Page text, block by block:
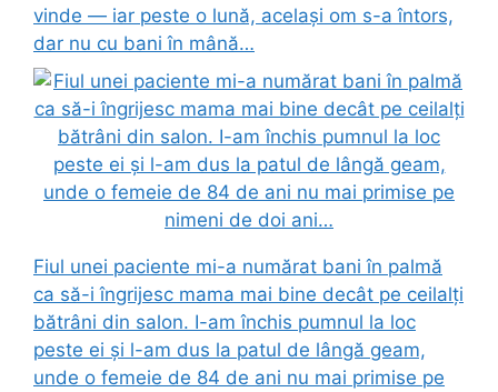
vinde — iar peste o lună, același om s-a întors,
dar nu cu bani în mână…
Fiul unei paciente mi-a numărat bani în palmă
ca să-i îngrijesc mama mai bine decât pe ceilalți
bătrâni din salon. I-am închis pumnul la loc
peste ei și l-am dus la patul de lângă geam,
unde o femeie de 84 de ani nu mai primise pe